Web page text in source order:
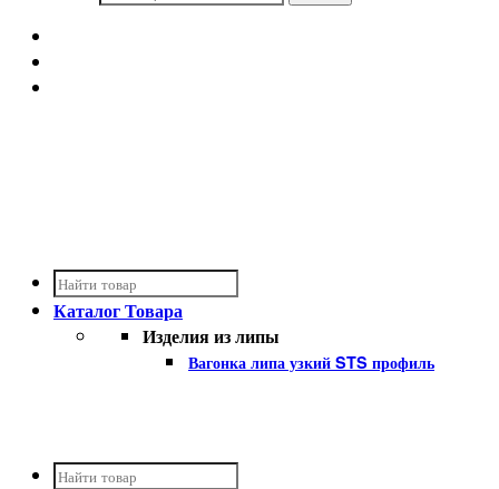
КаталогТовара
Изделия из липы
Вагонка липа узкий STS профиль